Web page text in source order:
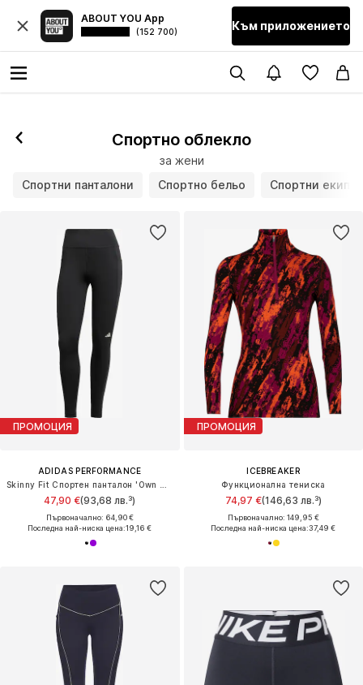
ABOUT YOU App
(152 700) Към приложението
Спортно облекло
за жени
Спортни панталони
Спортно бельо Спортни екипи
ПРОМОЦИЯ
ADIDAS PERFORMANCE
47,90 €(93,68 лв.³)
Първоначално: 64,90 €
Последна най-ниска цена:19,16 €
ПРОМОЦИЯ
ICEBREAKER
Функционална тениска
74,97 €(146,63 лв.³)
Първоначално: 149,95 €
Последна най-ниска цена:37,49 €